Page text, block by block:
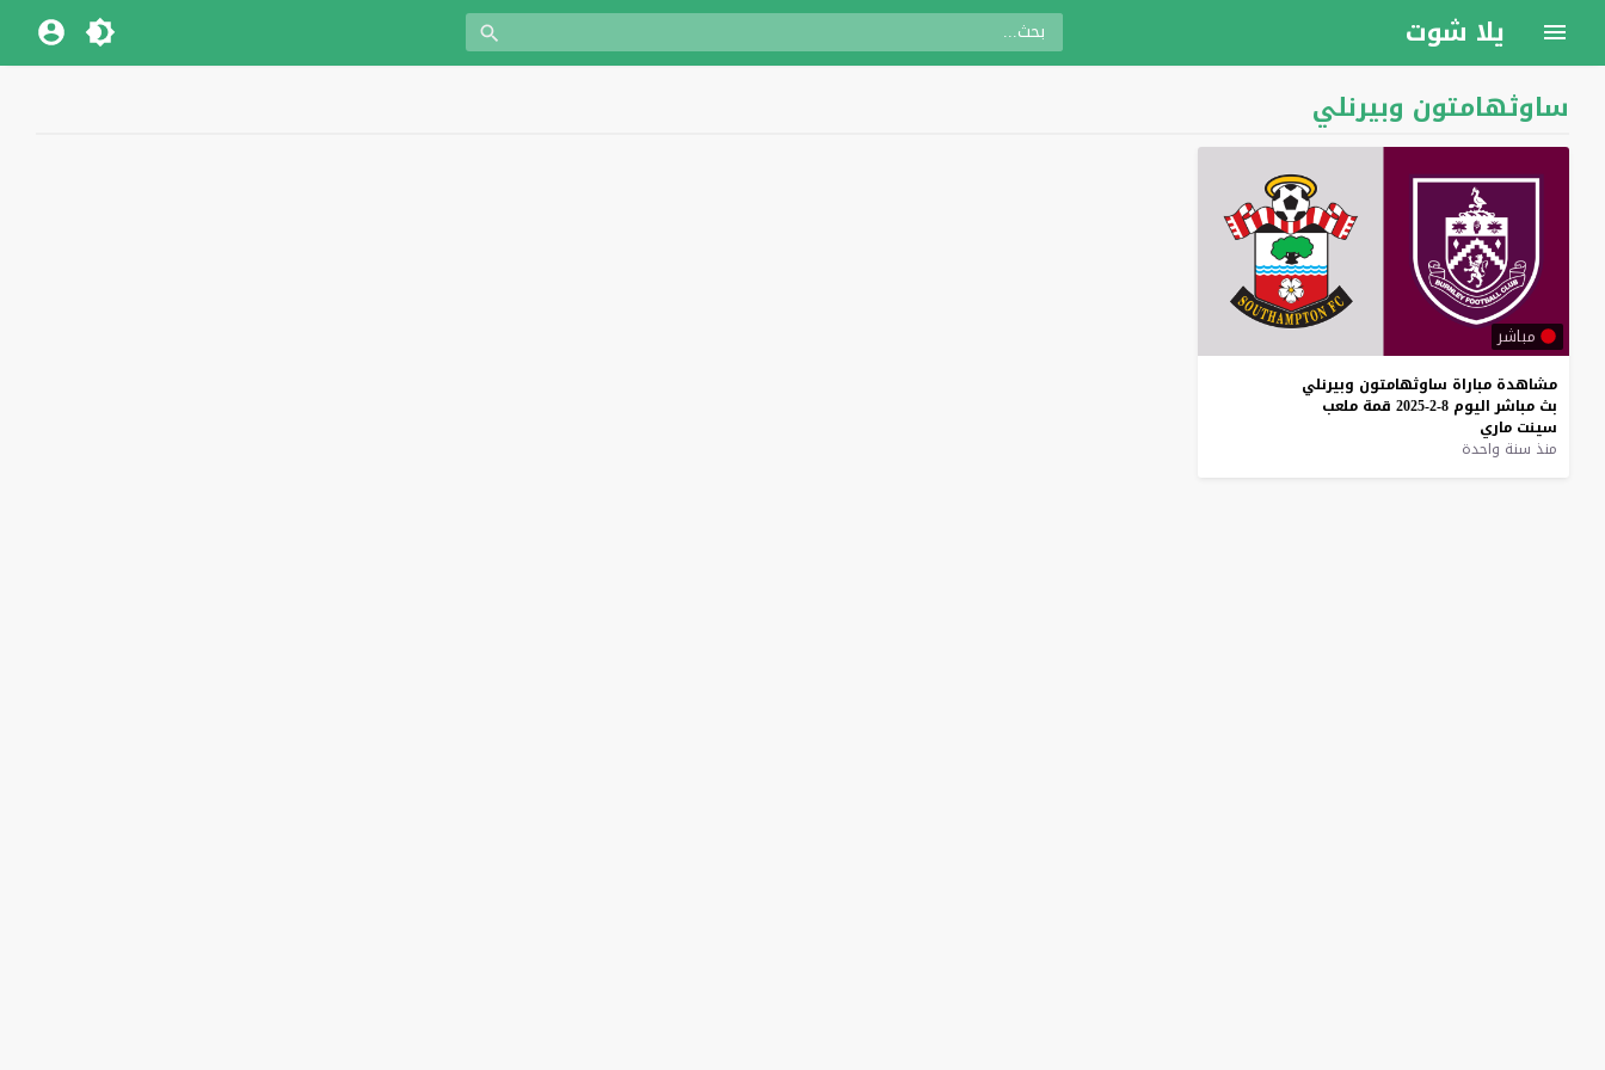
يلا شوت
ساوثهامتون وبيرنلي
مباشر
مشاهدة مباراة ساوثهامتون وبيرنلي
بث مباشر اليوم 8-2-2025 قمة ملعب
سينت ماري
منذ سنة واحدة